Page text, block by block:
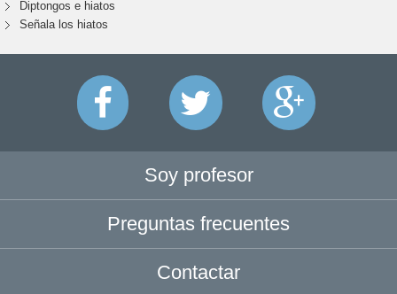
Diptongos e hiatos
Señala los hiatos
Soy profesor
Preguntas frecuentes
Contactar